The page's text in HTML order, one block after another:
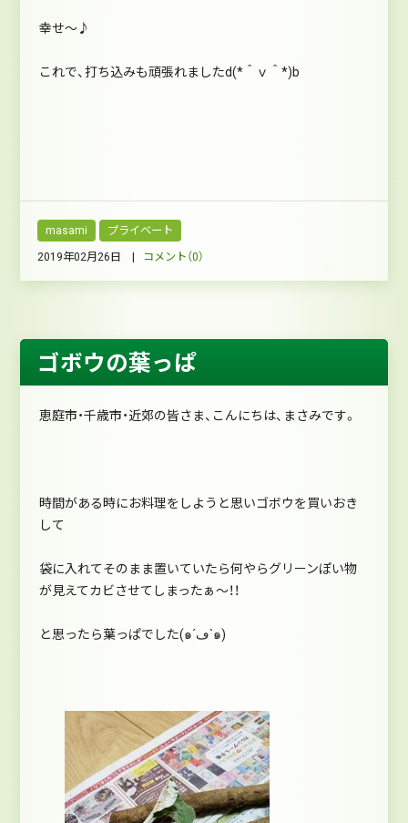
幸せ～♪
これで、打ち込みも頑張れましたd(*＾ｖ＾*)b
masami プライベート
2019年02月26日 | コメント（0）
ゴボウの葉っぱ
恵庭市・千歳市・近郊の皆さま、こんにちは、まさみです。
時間がある時にお料理をしようと思いゴボウを買いおき
して
袋に入れてそのまま置いていたら何やらグリーンぽい物
が見えてカビさせてしまったぁ～！！
と思ったら葉っぱでした(๑´ڡ`๑)